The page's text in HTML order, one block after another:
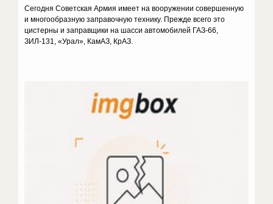
Сегодня Советская Армия имеет на вооружении совершенную
и многообразную заправочную технику. Прежде всего это
цистерны и заправщики на шасси автомобилей ГАЗ-66,
ЗИЛ-131, «Урал», КамАЗ, КрАЗ.